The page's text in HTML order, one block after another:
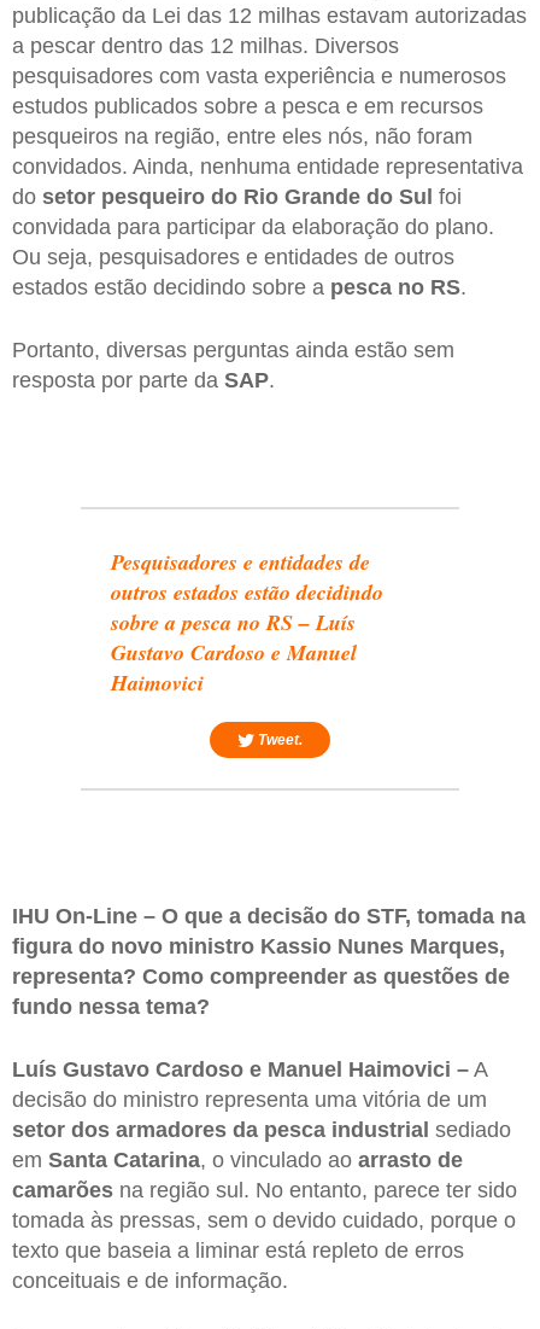
publicação da Lei das 12 milhas estavam autorizadas
a pescar dentro das 12 milhas. Diversos
pesquisadores com vasta experiência e numerosos
estudos publicados sobre a pesca e em recursos
pesqueiros na região, entre eles nós, não foram
convidados. Ainda, nenhuma entidade representativa
do setor pesqueiro do Rio Grande do Sul foi
convidada para participar da elaboração do plano.
Ou seja, pesquisadores e entidades de outros
estados estão decidindo sobre a pesca no RS.
Portanto, diversas perguntas ainda estão sem
resposta por parte da SAP.
Pesquisadores e entidades de
outros estados estão decidindo
sobre a pesca no RS – Luís
Gustavo Cardoso e Manuel
Haimovici
Tweet.
IHU On-Line – O que a decisão do STF, tomada na
figura do novo ministro Kassio Nunes Marques,
representa? Como compreender as questões de
fundo nessa tema?
Luís Gustavo Cardoso e Manuel Haimovici – A
decisão do ministro representa uma vitória de um
setor dos armadores da pesca industrial sediado
em Santa Catarina, o vinculado ao arrasto de
camarões na região sul. No entanto, parece ter sido
tomada às pressas, sem o devido cuidado, porque o
texto que baseia a liminar está repleto de erros
conceituais e de informação.